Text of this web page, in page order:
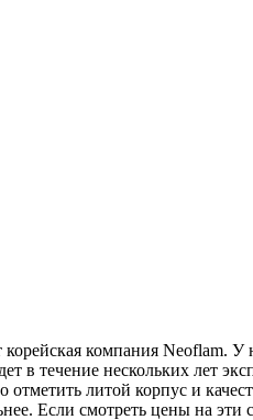
компания Neoflam.
в течение нескольких лет
литой корпус и
Если смотреть цены на